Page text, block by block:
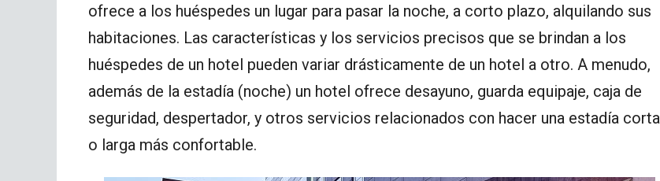
ofrece a los huéspedes un lugar para pasar la noche, a corto plazo, alquilando sus
habitaciones. Las características y los servicios precisos que se brindan a los
huéspedes de un hotel pueden variar drásticamente de un hotel a otro. A menudo,
además de la estadía (noche) un hotel ofrece desayuno, guarda equipaje, caja de
seguridad, despertador, y otros servicios relacionados con hacer una estadía corta
o larga más confortable.